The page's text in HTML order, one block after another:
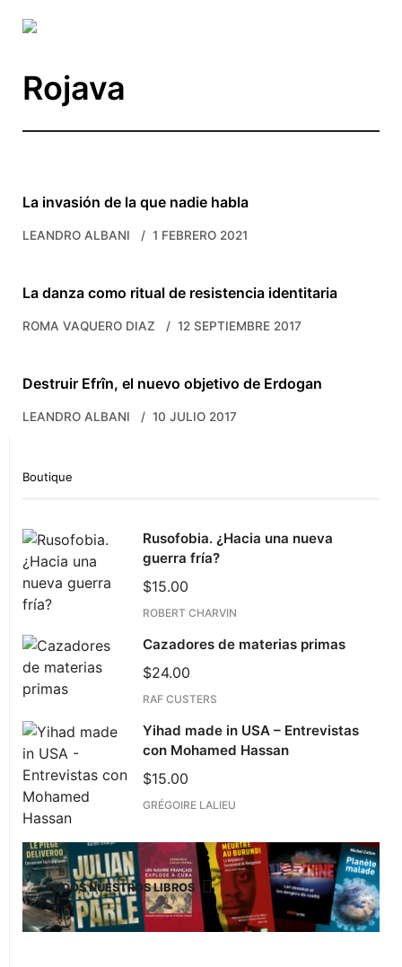
Rojava
La invasión de la que nadie habla
LEANDRO ALBANI 1 FEBRERO 2021
La danza como ritual de resistencia identitaria
ROMA VAQUERO DIAZ 12 SEPTIEMBRE 2017
Destruir Efrîn, el nuevo objetivo de Erdogan
LEANDRO ALBANI 10 JULIO 2017
Boutique
Rusofobia. ¿Hacia una nueva
guerra fría?
$15.00
ROBERT CHARVIN
Cazadores de materias primas
$24.00
RAF CUSTERS
Yihad made in USA – Entrevistas
con Mohamed Hassan
$15.00
GRÉGOIRE LALIEU
TODOS NUESTROS LIBROS